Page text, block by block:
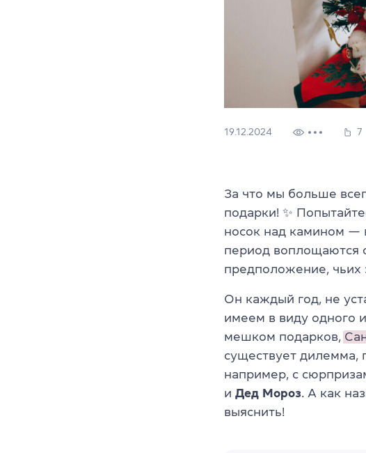
19.12.2024 7
За что мы больше
подарки! ✨
носок над камином —
период воплощаются
предположение, чьих
Он каждый год, не
имеем в виду одного
мешком подарков,
существует дилемма,
например, с
и Дед Мороз. А как
выяснить!